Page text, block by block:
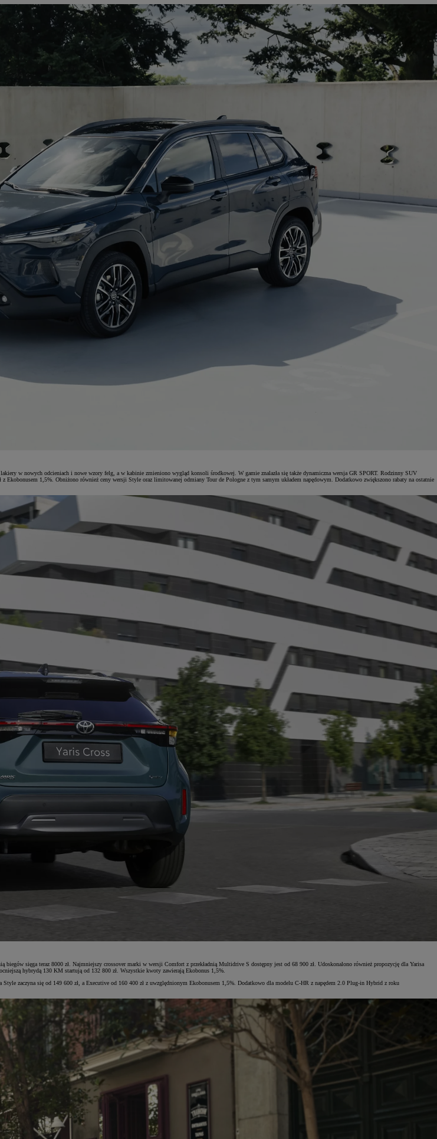
w nowych odcieniach i nowe wzory felg, a w kabinie zmieniono wygląd konsoli środkowej. W gamie znalazła się także dynamiczna wersja GR SPORT. Rodzinny SUV
1,5%. Obniżono również ceny wersji Style oraz limitowanej odmiany Tour de Pologne z tym samym układem napędowym. Dodatkowo zwiększono rabaty na ostatnie
sięga teraz 8000 zł. Najmniejszy crossover marki w wersji Comfort z przekładnią Multidrive S dostępny jest od 68 900 zł. Udoskonalono również propozycję dla Yarisa
hybrydą 130 KM startują od 132 800 zł. Wszystkie kwoty zawierają Ekobonus 1,5%.
zaczyna się od 149 600 zł, a Executive od 160 400 zł z uwzględnionym Ekobonusem 1,5%. Dodatkowo dla modelu C-HR z napędem 2.0 Plug-in Hybrid z roku